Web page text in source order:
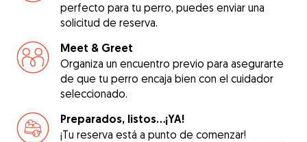
perfecto para tu perro, puedes enviar una
solicitud de reserva.
Meet & Greet
Organiza un encuentro previo para asegurarte
de que tu perro encaja bien con el cuidador
seleccionado.
Preparados, listos...¡YA!
¡Tu reserva está a punto de comenzar!